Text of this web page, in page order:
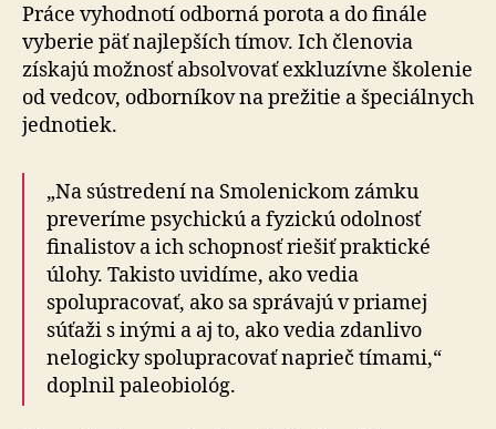
Práce vyhodnotí odborná porota a do finále
vyberie päť najlepších tímov. Ich členovia
získajú možnosť absolvovať exkluzívne školenie
od vedcov, odborníkov na prežitie a špeciálnych
jednotiek.
„Na sústredení na Smolenickom zámku
preveríme psychickú a fyzickú odolnosť
finalistov a ich schopnosť riešiť praktické
úlohy. Takisto uvidíme, ako vedia
spolupracovať, ako sa správajú v priamej
súťaži s inými a aj to, ako vedia zdanlivo
nelogicky spolupracovať naprieč tímami,“
doplnil paleobiológ.